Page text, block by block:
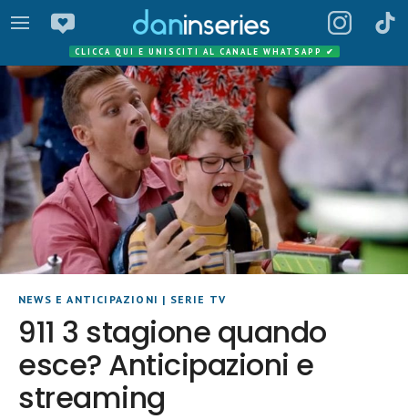
CLICCA QUI E UNISCITI AL CANALE WHATSAPP ✔
NEWS E ANTICIPAZIONI | SERIE TV
911 3 stagione quando
esce? Anticipazioni e
streaming